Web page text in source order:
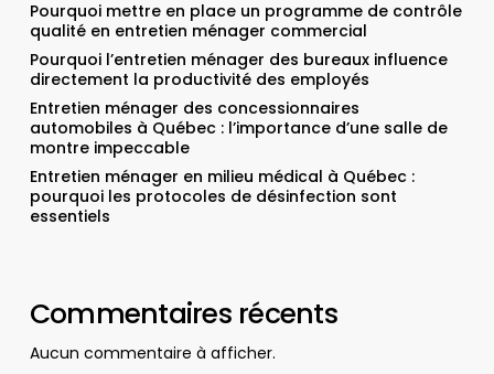
Pourquoi mettre en place un programme de contrôle
qualité en entretien ménager commercial
Pourquoi l’entretien ménager des bureaux influence
directement la productivité des employés
Entretien ménager des concessionnaires
automobiles à Québec : l’importance d’une salle de
montre impeccable
Entretien ménager en milieu médical à Québec :
pourquoi les protocoles de désinfection sont
essentiels
Commentaires récents
Aucun commentaire à afficher.